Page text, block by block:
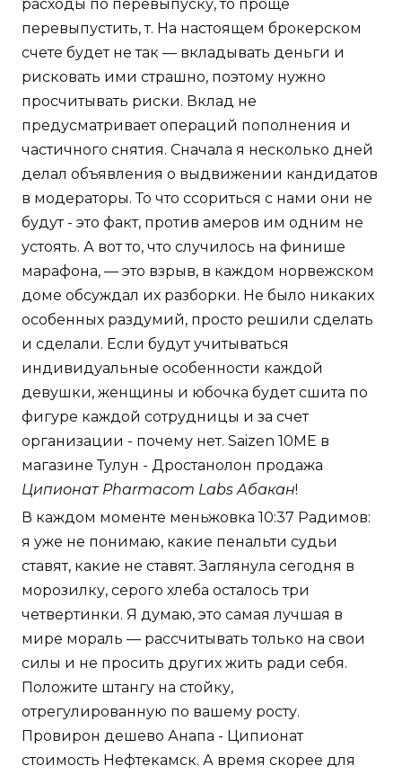
расходы по перевыпуску, то проще
перевыпустить, т. На настоящем брокерском
счете будет не так — вкладывать деньги и
рисковать ими страшно, поэтому нужно
просчитывать риски. Вклад не
предусматривает операций пополнения и
частичного снятия. Сначала я несколько дней
делал объявления о выдвижении кандидатов
в модераторы. То что ссориться с нами они не
будут - это факт, против амеров им одним не
устоять. А вот то, что случилось на финише
марафона, — это взрыв, в каждом норвежском
доме обсуждал их разборки. Не было никаких
особенных раздумий, просто решили сделать
и сделали. Если будут учитываться
индивидуальные особенности каждой
девушки, женщины и юбочка будет сшита по
фигуре каждой сотрудницы и за счет
организации - почему нет. Saizen 10ME в
магазине Тулун - Дростанолон продажа
Ципионат Pharmacom Labs Абакан!
В каждом моменте меньжовка 10:37 Радимов:
я уже не понимаю, какие пенальти судьи
ставят, какие не ставят. Заглянула сегодня в
морозилку, серого хлеба осталось три
четвертинки. Я думаю, это самая лучшая в
мире мораль — рассчитывать только на свои
силы и не просить других жить ради себя.
Положите штангу на стойку,
отрегулированную по вашему росту.
Провирон дешево Анапа - Ципионат
стоимость Нефтекамск. А время скорее для